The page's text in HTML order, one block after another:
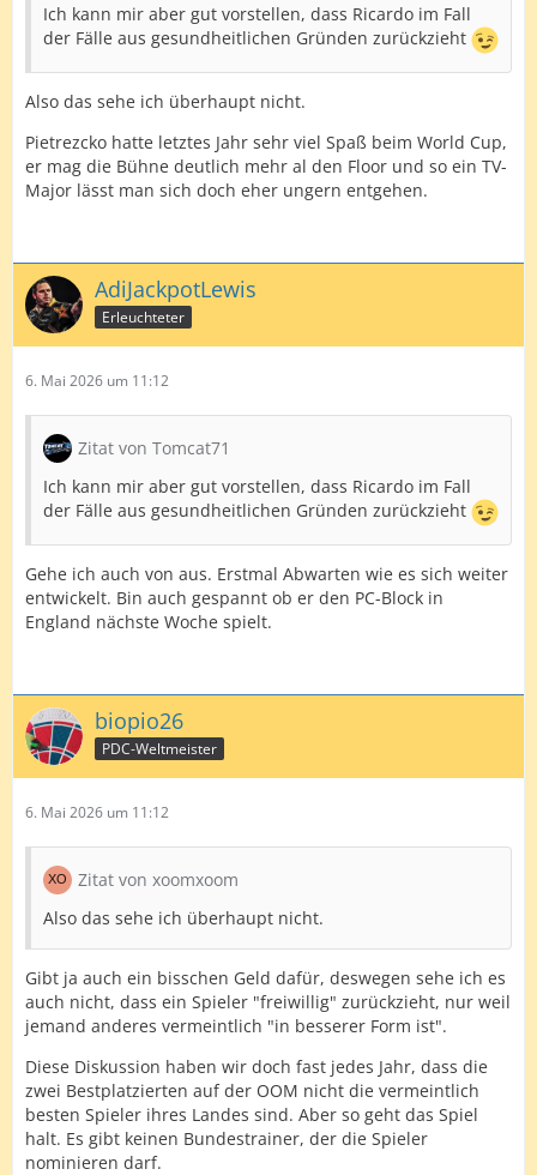
Ich kann mir aber gut vorstellen, dass Ricardo im Fall
der Fälle aus gesundheitlichen Gründen zurückzieht
Also das sehe ich überhaupt nicht.
Pietrezcko hatte letztes Jahr sehr viel Spaß beim World Cup,
er mag die Bühne deutlich mehr al den Floor und so ein TV-
Major lässt man sich doch eher ungern entgehen.
AdiJackpotLewis
Erleuchteter
6. Mai 2026 um 11:12
Zitat von Tomcat71
Ich kann mir aber gut vorstellen, dass Ricardo im Fall
der Fälle aus gesundheitlichen Gründen zurückzieht
Gehe ich auch von aus. Erstmal Abwarten wie es sich weiter
entwickelt. Bin auch gespannt ob er den PC-Block in
England nächste Woche spielt.
biopio26
PDC-Weltmeister
6. Mai 2026 um 11:12
Zitat von xoomxoom
Also das sehe ich überhaupt nicht.
Gibt ja auch ein bisschen Geld dafür, deswegen sehe ich es
auch nicht, dass ein Spieler "freiwillig" zurückzieht, nur weil
jemand anderes vermeintlich "in besserer Form ist".
Diese Diskussion haben wir doch fast jedes Jahr, dass die
zwei Bestplatzierten auf der OOM nicht die vermeintlich
besten Spieler ihres Landes sind. Aber so geht das Spiel
halt. Es gibt keinen Bundestrainer, der die Spieler
nominieren darf.